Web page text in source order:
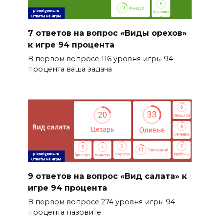
7 ответов на вопрос «Виды орехов»
к игре 94 процента
В первом вопросе 116 уровня игры 94
процента ваша задача
9 ответов на вопрос «Вид салата» к
игре 94 процента
В первом вопросе 274 уровня игры 94
процента назовите